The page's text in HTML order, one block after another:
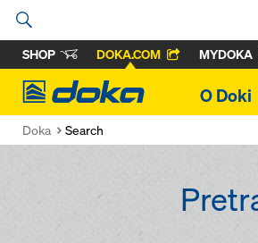
SHOP DOKA.COM MYDOKA
Doka
O Doki
Doka Search